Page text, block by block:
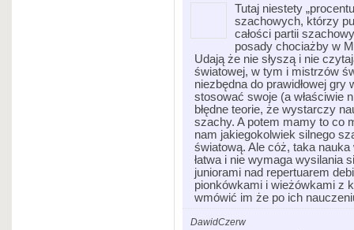
Tutaj niestety
szachowych, którzy
całości partii
posady chociażby w
Udają że nie słyszą i nie
światowej, w tym i mistrzów
niezbędna do prawidłowej
stosować swoje (a właściwie
błędne teorie, że wystarczy
szachy. A potem mamy to co
nam jakiegokolwiek silnego
światową. Ale cóż, taka
łatwa i nie wymaga wysilania
juniorami nad repertuarem
pionkówkami i wieżówkami z
wmówić im że po ich
DawidCzerw